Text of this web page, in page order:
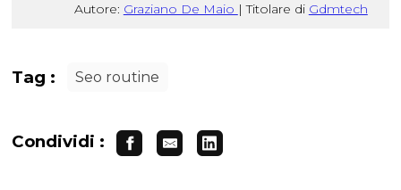
Autore: Graziano De Maio | Titolare di Gdmtech
Tag : Seo routine
Condividi :